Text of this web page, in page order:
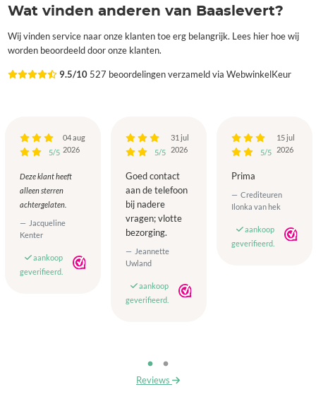
Wat vinden anderen van Baaslevert?
Wij vinden service naar onze klanten toe erg belangrijk. Lees hier hoe wij
worden beoordeeld door onze klanten.
9.5/10 527 beoordelingen verzameld via WebwinkelKeur
5/5
04 aug
2026
Deze klant heeft
alleen sterren
achtergelaten.
Jacqueline
Kenter
aankoop
geverifieerd.
5/5
31 jul
2026
Goed contact
aan de telefoon
bij nadere
vragen; vlotte
bezorging.
Jeannette
Uwland
aankoop
geverifieerd.
5/5
15 jul
2026
Prima
Crediteuren
Ilonka van hek
aankoop
geverifieerd.
Reviews